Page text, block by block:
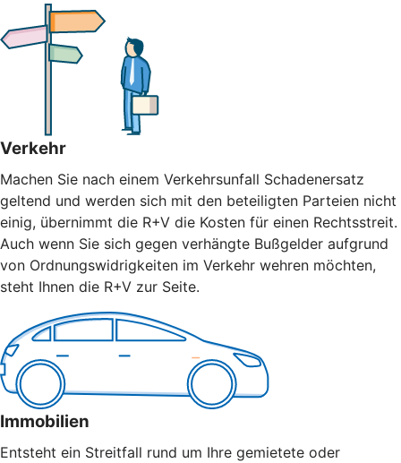
Verkehr
Machen Sie nach einem Verkehrsunfall Schadenersatz
geltend und werden sich mit den beteiligten Parteien nicht
einig, übernimmt die R+V die Kosten für einen Rechtsstreit.
Auch wenn Sie sich gegen verhängte Bußgelder aufgrund
von Ordnungswidrigkeiten im Verkehr wehren möchten,
steht Ihnen die R+V zur Seite.
Immobilien
Entsteht ein Streitfall rund um Ihre gemietete oder